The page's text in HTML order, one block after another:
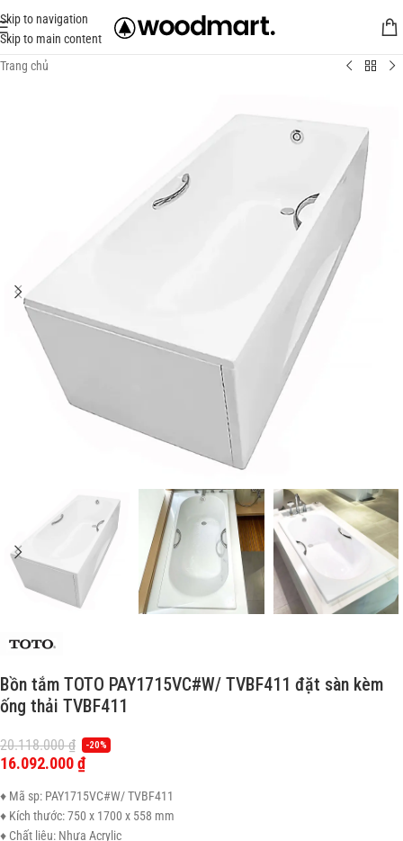
Skip to navigation
Skip to main content
Trang chủ
Bồn tắm TOTO PAY1715VC#W/ TVBF411 đặt sàn kèm
ống thải TVBF411
20.118.000₫ -20%
16.092.000₫
♦ Mã sp: PAY1715VC#W/ TVBF411
♦ Kích thước: 750 x 1700 x 558 mm
♦ Chất liệu: Nhựa Acrylic